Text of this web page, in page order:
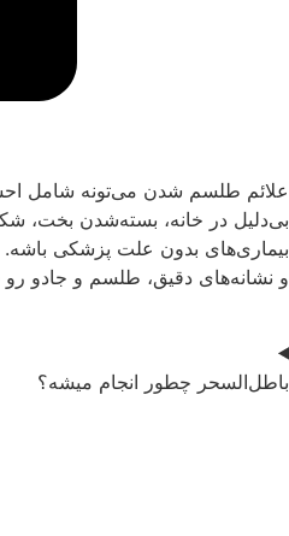
علائم طلسم شدن می‌تونه شامل
بی‌دلیل در خانه، بسته‌شدن بخت،
بیماری‌های بدون علت پزشکی باشه.
و نشانه‌های دقیق، طلسم و جادو
باطل‌السحر چطور انجام میشه؟